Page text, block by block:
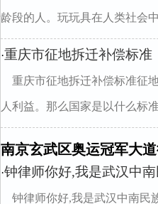
龄段的人。玩玩具在人类社会
·重庆市征地拆迁补偿标准
重庆市征地拆迁补偿标准征
人利益。那么国家是以什么标
南京玄武区奥运冠军大
·钟律师你好,我是武汉中
钟律师你好,我是武汉中南民